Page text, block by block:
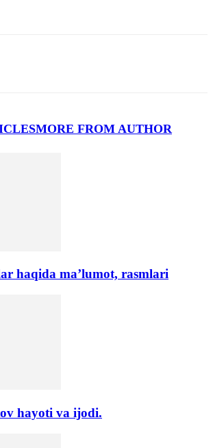
MORE FROM AUTHOR
haqida ma’lumot, rasmlari
hayoti va ijodi.